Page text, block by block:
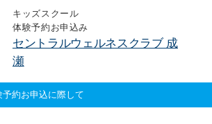
キッズスクール
体験予約お申込み
セントラルウェルネスクラブ 成
瀬
予約お申込に際して